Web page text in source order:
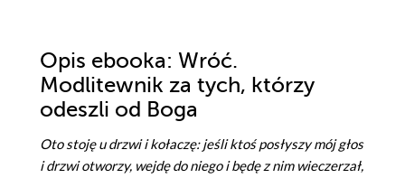
Opis ebooka: Wróć.
Modlitewnik za tych, którzy
odeszli od Boga
Oto stoję u drzwi i kołaczę: jeśli ktoś posłyszy mój głos
i drzwi otworzy, wejdę do niego i będę z nim wieczerzał,